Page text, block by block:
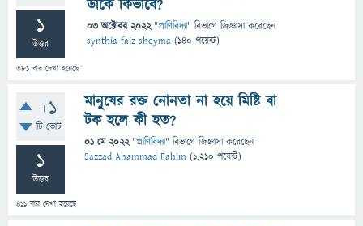
1
উত্তর
381 বার দেখা হয়েছে
ডাকে কিভাবে?
03 অক্টোবর 2022 "প্রাণিবিদ্যা" বিভাগে জিজ্ঞাসাকরেছেন
synthia faiz sheyma (140 পয়েন্ট)
+1
টি ভোট
1
উত্তর
411 বার দেখা হয়েছে
মানুষের রক্ত নোনতা না হয়ে মিষ্টি বা
টক হলে কী হত?
01 মে 2022 "প্রাণিবিদ্যা" বিভাগে জিজ্ঞাসাকরেছেন
Sazzad Ahammad Fahim (1,210 পয়েন্ট)